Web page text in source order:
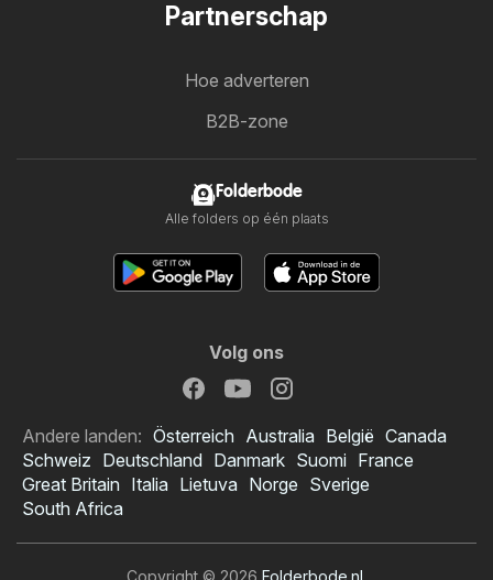
Partnerschap
Hoe adverteren
B2B-zone
Folderbode
Alle folders op één plaats
Volg ons
Andere landen: Österreich Australia België Canada
Schweiz Deutschland Danmark Suomi France
Great Britain Italia Lietuva Norge Sverige
South Africa